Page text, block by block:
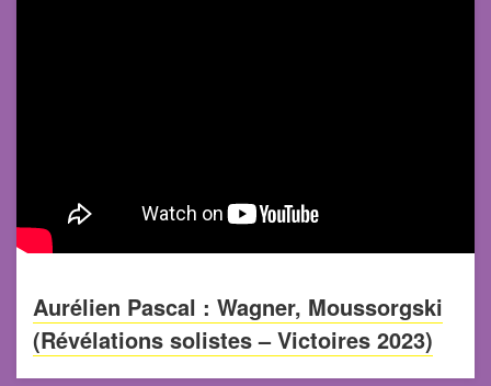
Aurélien Pascal : Wagner, Moussorgski
(Révélations solistes – Victoires 2023)